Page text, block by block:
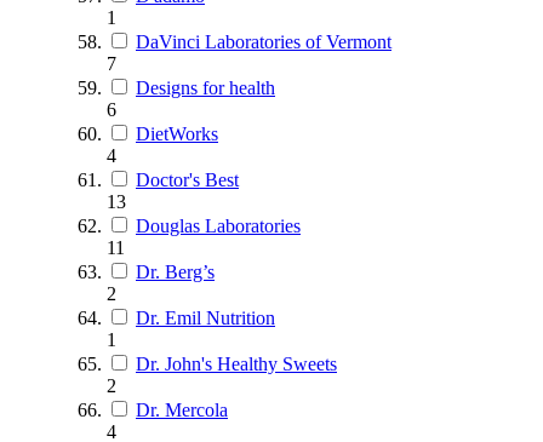
1
DaVinci Laboratories of Vermont
7
Designs for health
6
DietWorks
4
Doctor's Best
13
Douglas Laboratories
11
Dr. Berg’s
2
Dr. Emil Nutrition
1
Dr. John's Healthy Sweets
2
Dr. Mercola
4